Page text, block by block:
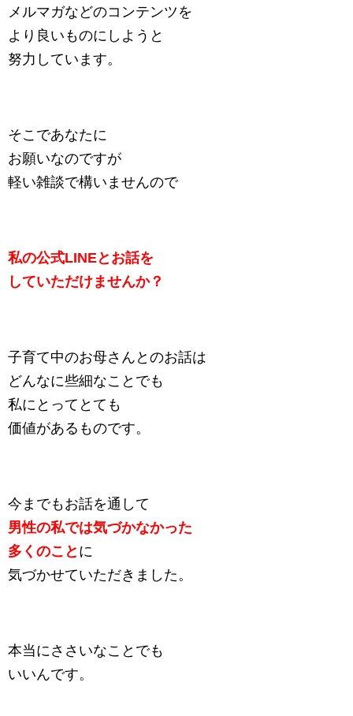
メルマガなどのコンテンツを
より良いものにしようと
努力しています。
そこであなたに
お願いなのですが
軽い雑談で構いませんので
私の公式LINEとお話を
していただけませんか？
子育て中のお母さんとのお話は
どんなに些細なことでも
私にとってとても
価値があるものです。
今までもお話を通して
男性の私では気づかなかった
多くのこと に
気づかせていただきました。
本当にささいなことでも
いいんです。